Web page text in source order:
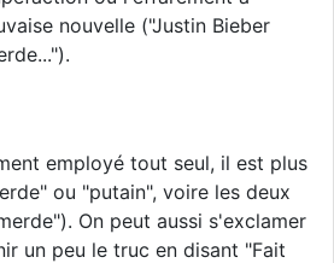
nouvelle ("Justin Bieber
employé tout seul, il est plus
ou "putain", voire les deux
On peut aussi s'exclamer
un peu le truc en disant "Fait